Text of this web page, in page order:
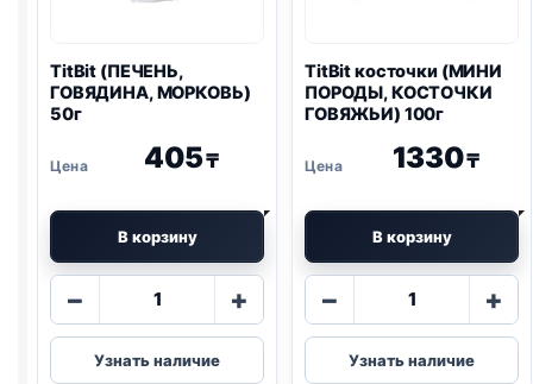
TitBit (ПЕЧЕНЬ,
ГОВЯДИНА, МОРКОВЬ)
50г
405₸
В корзину
−
Количество
TitBit
(ПЕЧЕНЬ,
+
Узнать наличие
TitBit косточки (МИНИ
ПОРОДЫ, КОСТОЧКИ
ГОВЯЖЬИ) 100г
1330₸
В корзину
−
Количество
TitBit
косточки
+
Узнать наличие